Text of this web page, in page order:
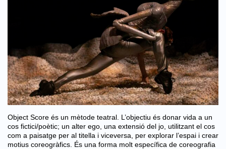
Object Score és un mètode teatral. L’objectiu és donar vida a un
cos fictici/poètic; un alter ego, una extensió del jo, utilitzant el cos
com a paisatge per al titella i viceversa, per explorar l’espai i crear
motius coreogràfics. És una forma molt específica de coreografia